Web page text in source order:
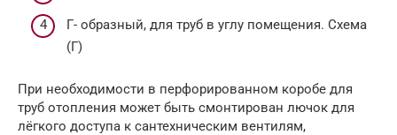
Г- образный, для труб в углу помещения. Схема
(Г)
При необходимости в перфорированном коробе для
труб отопления может быть смонтирован лючок для
лёгкого доступа к сантехническим вентилям,